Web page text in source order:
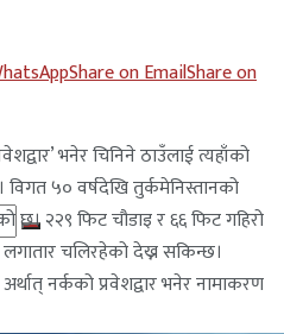
Share on EmailShare on
भनेर चिनिने ठाउँलाई त्यहाँको
५० वर्षदेखि तुर्कमेनिस्तानको
छ। २२९ फिट चौडाइ र ६६ फिट गहिरो
चलिरहेको देख्न सकिन्छ।
नर्कको प्रवेशद्वार भनेर नामाकरण